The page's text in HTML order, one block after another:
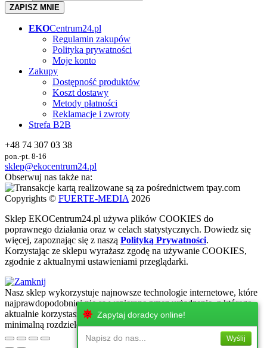
ZAPISZ MNIE
EKOCentrum24.pl
Regulamin zakupów
Polityka prywatności
Moje konto
Zakupy
Dostępność produktów
Koszt dostawy
Metody płatności
Reklamacje i zwroty
Strefa B2B
+48 74 307 03 38
pon.-pt. 8-16
sklep@ekocentrum24.pl
Obserwuj nas także na:
Copyrights © FUERTE-MEDIA 2026
Sklep EKOCentrum24.pl używa plików COOKIES do
poprawnego działania oraz w celach statystycznych. Dowiedz się
więcej, zapoznając się z naszą Polityką Prywatności.
Korzystając ze sklepu wyrażasz zgodę na używanie COOKIES,
zgodnie z aktualnymi ustawieniami przeglądarki.
Nasz sklep wykorzystuje najnowsze technologie internetowe, które
najprawdopodobniej nie są wspierane przez urżadzenie, z którego
aktualnie korzystasz. Zachęcamy do korzystania z urzadzeń z
minimalną rozdzielczością ekranu 320 px!
Zapytaj doradcy online!
Napisz do nas... Wyślij